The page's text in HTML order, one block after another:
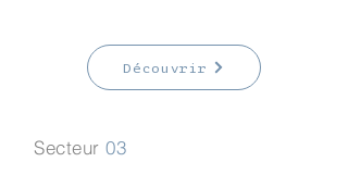
Découvrir
Secteur 03